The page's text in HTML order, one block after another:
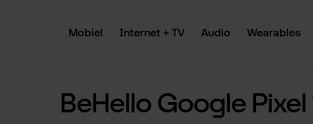
Mobiel
Internet + TV Audio Wearables
BeHello Google